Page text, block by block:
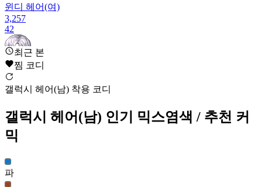
윈디 헤어(여)
3,257
42
후유 헤어(남)
3,206
43
3,187
3,131
45
최근 본
찜 코디
갤럭시 헤어(남) 착용 코디
갤럭시 헤어(남) 인기 믹스염색 / 추천 커
믹
파